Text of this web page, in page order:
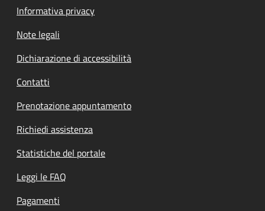
Informativa privacy
Note legali
Dichiarazione di accessibilità
Contatti
Prenotazione appuntamento
Richiedi assistenza
Statistiche del portale
Leggi le FAQ
Pagamenti